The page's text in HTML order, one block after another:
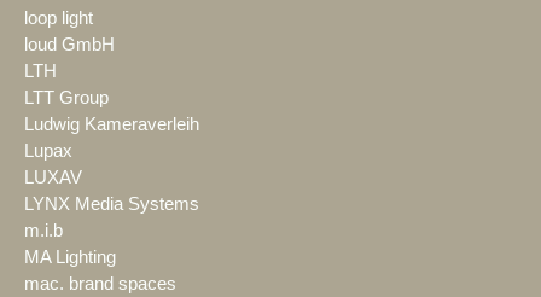
loop light
loud GmbH
LTH
LTT Group
Ludwig Kameraverleih
Lupax
LUXAV
LYNX Media Systems
m.i.b
MA Lighting
mac. brand spaces